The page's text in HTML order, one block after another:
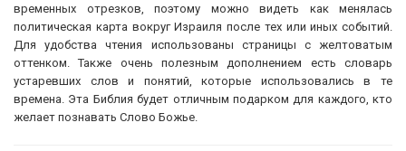
временных отрезков, поэтому можно видеть как менялась
политическая карта вокруг Израиля после тех или иных событий.
Для удобства чтения использованы страницы с желтоватым
оттенком. Также очень полезным дополнением есть словарь
устаревших слов и понятий, которые использовались в те
времена. Эта Библия будет отличным подарком для каждого, кто
желает познавать Слово Божье.